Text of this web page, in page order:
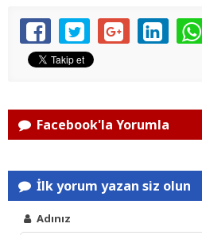
Facebook'la Yorumla
İlk yorum yazan siz olun
Adınız